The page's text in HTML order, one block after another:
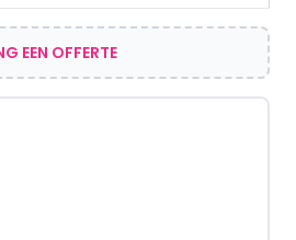
EEN OFFERTE